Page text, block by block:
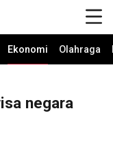
Ekonomi Olahraga
negara